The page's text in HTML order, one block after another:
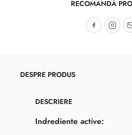
RECOMANDĂ
DESPRE PRODUS
DESCRIERE
Indrediente active: